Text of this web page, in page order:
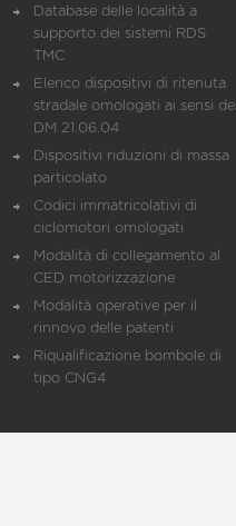
Database delle località a
supporto dei sistemi RDS
TMC
Elenco dispositivi di ritenuta
stradale omologati ai sensi del
DM 21.06.04
Dispositivi riduzioni di massa
particolato
Codici immatricolativi di
ciclomotori omologati
Modalità di collegamento al
CED motorizzazione
Modalità operative per il
rinnovo delle patenti
Riqualificazione bombole di
tipo CNG4